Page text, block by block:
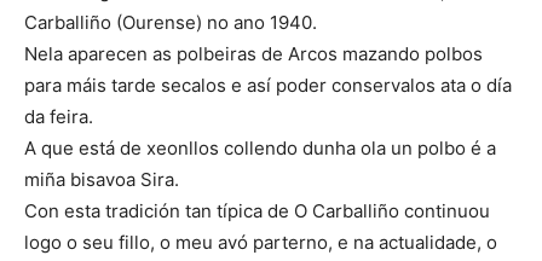
Carballiño (Ourense) no ano 1940.
Nela aparecen as polbeiras de Arcos mazando polbos
para máis tarde secalos e así poder conservalos ata o día
da feira.
A que está de xeonllos collendo dunha ola un polbo é a
miña bisavoa Sira.
Con esta tradición tan típica de O Carballiño continuou
logo o seu fillo, o meu avó parterno, e na actualidade, o